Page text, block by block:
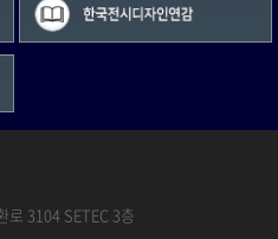
로 3104 SETEC 3층